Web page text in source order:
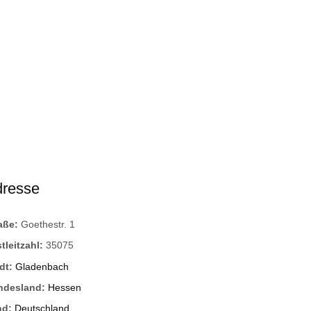
Goethestr. 1
35075
Gladenbach
Hessen
Deutschland